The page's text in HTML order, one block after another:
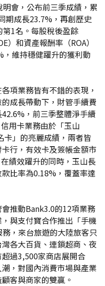
會，公布前三季成績，累
期成長23.7%，再創歷史
1名。每股稅後盈餘
）和資產報酬率（ROA）
維持穩健躍升的獲利動
項業務皆有不錯的表現，
成長帶動下，財管手續費
，前三季整體淨手續
用卡業務由於「玉山
卡」的亮麗成績，兩者皆
行，有效卡及簽帳金額市
績效躍升的同時，玉山長
比率為0.18%，覆蓋率達
推動Bank3.0的12項業務
與支付寶合作推出「手機
，來台旅遊的大陸旅客只
各大百貨、連鎖超商、夜
過3,500家商店展開合
，對國內消費市場與產業
客與商家的雙贏。